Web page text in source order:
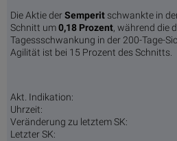
Die Aktie derSemperit schwankte in
Schnitt um0,18 Pro­zent, während die
Tagessschwankung in der 200-Tage-
Agilität ist bei 15 Prozent des Schnitts.
Akt. Indikation:
Uhrzeit:
Veränderung zu letztem SK:
Letzter SK: